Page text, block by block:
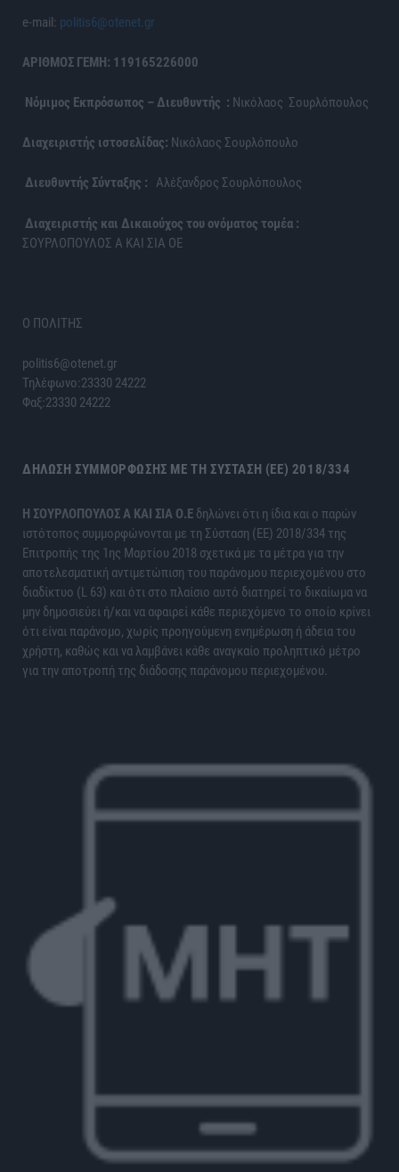
e-mail: politis6@otenet.gr
ΑΡΙΘΜΟΣ ΓΕΜΗ: 119165226000
Νόμιμος Εκπρόσωπος – Διευθυντής : Νικόλαος Σουρλόπουλος
Διαχειριστής ιστοσελίδας: Νικόλαος Σουρλόπουλο
Διευθυντής Σύνταξης : Αλέξανδρος Σουρλόπουλος
Διαχειριστής και Δικαιούχος του ονόματος τομέα :
ΣΟΥΡΛΟΠΟΥΛΟΣ Α ΚΑΙ ΣΙΑ ΟΕ
Ο ΠΟΛΙΤΗΣ
politis6@otenet.gr
Τηλέφωνο:23330 24222
Φαξ:23330 24222
ΔΉΛΩΣΗ ΣΥΜΜΌΡΦΩΣΗΣ ΜΕ ΤΗ ΣΎΣΤΑΣΗ (ΕΕ) 2018/334
H ΣΟΥΡΛΟΠΟΥΛΟΣ Α ΚΑΙ ΣΙΑ Ο.Ε δηλώνει ότι η ίδια και ο παρών
ιστότοπος συμμορφώνονται με τη Σύσταση (ΕΕ) 2018/334 της
Επιτροπής της 1ης Μαρτίου 2018 σχετικά με τα μέτρα για την
αποτελεσματική αντιμετώπιση του παράνομου περιεχομένου στο
διαδίκτυο (L 63) και ότι στο πλαίσιο αυτό διατηρεί το δικαίωμα να
μην δημοσιεύει ή/και να αφαιρεί κάθε περιεχόμενο το οποίο κρίνει
ότι είναι παράνομο, χωρίς προηγούμενη ενημέρωση ή άδεια του
χρήστη, καθώς και να λαμβάνει κάθε αναγκαίο προληπτικό μέτρο
για την αποτροπή της διάδοσης παράνομου περιεχομένου.